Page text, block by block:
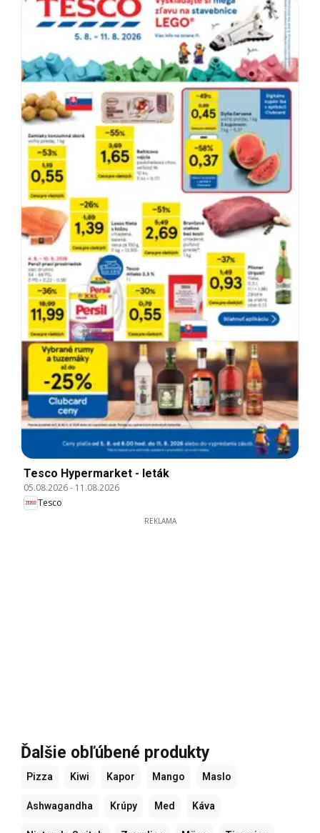
Tesco Hypermarket - leták
05.08.2026- 11.08.2026
Tesco
REKLAMA
Ďalšie obľúbené produkty
Pizza Kiwi Kapor Mango Maslo
Ashwagandha Krúpy Med Káva